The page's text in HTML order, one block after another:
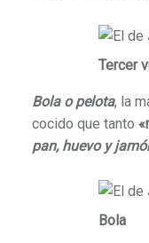
Tercer
Bola o pelota, la
cocido que tanto
pan, huevo y
Bola